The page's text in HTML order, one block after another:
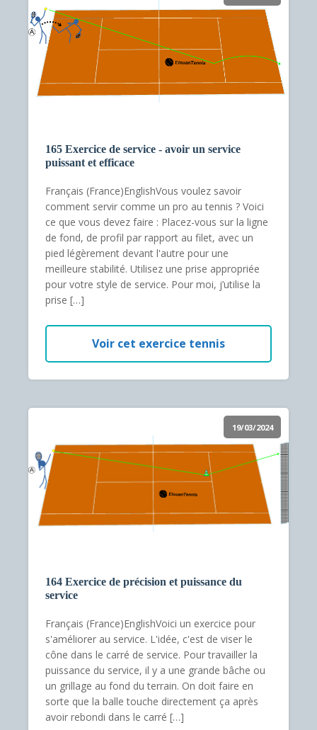
165 Exercice de service - avoir un service
puissant et efficace
Français (France)EnglishVous voulez savoir
comment servir comme un pro au tennis ? Voici
ce que vous devez faire : Placez-vous sur la ligne
de fond, de profil par rapport au filet, avec un
pied légèrement devant l'autre pour une
meilleure stabilité. Utilisez une prise appropriée
pour votre style de service. Pour moi, j’utilise la
prise […]
Voir cet exercice tennis
19/03/2024
164 Exercice de précision et puissance du
service
Français (France)EnglishVoici un exercice pour
s'améliorer au service. L'idée, c'est de viser le
cône dans le carré de service. Pour travailler la
puissance du service, il y a une grande bâche ou
un grillage au fond du terrain. On doit faire en
sorte que la balle touche directement ça après
avoir rebondi dans le carré […]